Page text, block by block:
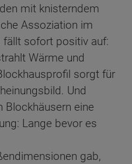
mit knisterndem
Assoziation im
fällt sofort positiv auf:
Wärme und
sorgt für
Und
Blockhäusern eine
Lange bevor es
gab,